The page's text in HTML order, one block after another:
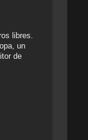
libres.
un
de